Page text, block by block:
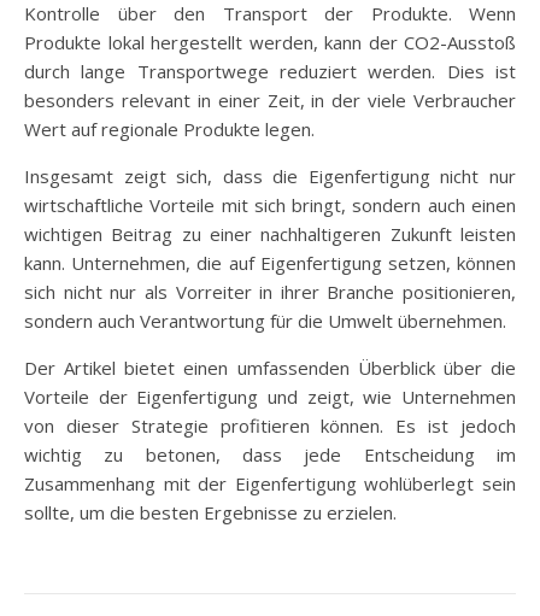
Kontrolle über den Transport der Produkte. Wenn
Produkte lokal hergestellt werden, kann der CO2-Ausstoß
durch lange Transportwege reduziert werden. Dies ist
besonders relevant in einer Zeit, in der viele Verbraucher
Wert auf regionale Produkte legen.
Insgesamt zeigt sich, dass die Eigenfertigung nicht nur
wirtschaftliche Vorteile mit sich bringt, sondern auch einen
wichtigen Beitrag zu einer nachhaltigeren Zukunft leisten
kann. Unternehmen, die auf Eigenfertigung setzen, können
sich nicht nur als Vorreiter in ihrer Branche positionieren,
sondern auch Verantwortung für die Umwelt übernehmen.
Der Artikel bietet einen umfassenden Überblick über die
Vorteile der Eigenfertigung und zeigt, wie Unternehmen
von dieser Strategie profitieren können. Es ist jedoch
wichtig zu betonen, dass jede Entscheidung im
Zusammenhang mit der Eigenfertigung wohlüberlegt sein
sollte, um die besten Ergebnisse zu erzielen.